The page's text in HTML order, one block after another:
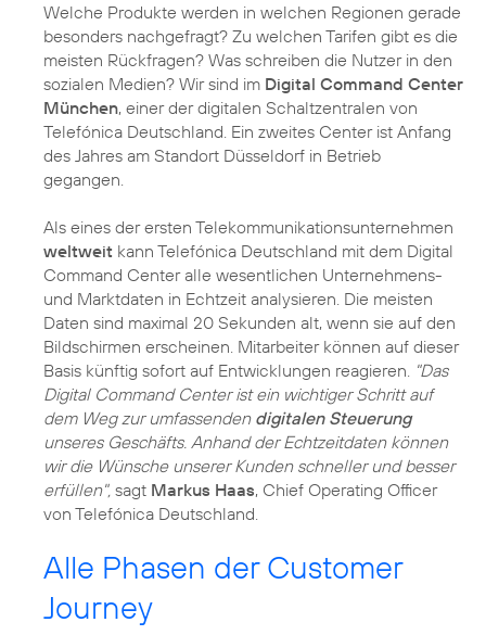
Welche Produkte werden in welchen Regionen gerade
besonders nachgefragt? Zu welchen Tarifen gibt es die
meisten Rückfragen? Was schreiben die Nutzer in den
sozialen Medien? Wir sind im Digital Command Center
München, einer der digitalen Schaltzentralen von
Telefónica Deutschland. Ein zweites Center ist Anfang
des Jahres am Standort Düsseldorf in Betrieb
gegangen.
Als eines der ersten Telekommunikationsunternehmen
weltweit kann Telefónica Deutschland mit dem Digital
Command Center alle wesentlichen Unternehmens-
und Marktdaten in Echtzeit analysieren. Die meisten
Daten sind maximal 20 Sekunden alt, wenn sie auf den
Bildschirmen erscheinen. Mitarbeiter können auf dieser
Basis künftig sofort auf Entwicklungen reagieren. "Das
Digital Command Center ist ein wichtiger Schritt auf
dem Weg zur umfassenden digitalen Steuerung
unseres Geschäfts. Anhand der Echtzeitdaten können
wir die Wünsche unserer Kunden schneller und besser
erfüllen", sagt Markus Haas, Chief Operating Officer
von Telefónica Deutschland.
Alle Phasen der Customer
Journey